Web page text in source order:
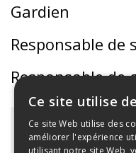
Gardien
Responsable de
Responsable de
Ce site utilise
Ce site Web utilise des
améliorer l'expérience
utilisant notre site Web,